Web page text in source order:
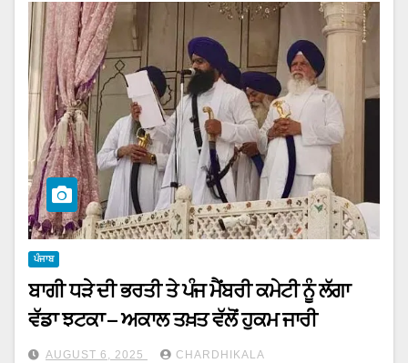
ਪੰਜਾਬ
ਬਾਗੀ ਧੜੇ ਦੀ ਭਰਤੀ ਤੇ ਪੰਜ ਮੈਂਬਰੀ ਕਮੇਟੀ ਨੂੰ ਲੱਗਾ
ਵੱਡਾ ਝਟਕਾ – ਅਕਾਲ ਤਖ਼ਤ ਵੱਲੋਂ ਹੁਕਮ ਜਾਰੀ
AUGUST 6, 2025 CHARDHIKALA